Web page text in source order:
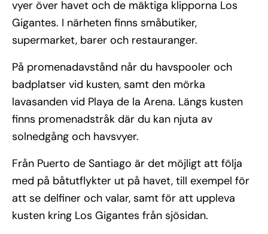
vyer över havet och de mäktiga klipporna Los
Gigantes. I närheten finns småbutiker,
supermarket, barer och restauranger.
På promenadavstånd når du havspooler och
badplatser vid kusten, samt den mörka
lavasanden vid Playa de la Arena. Längs kusten
finns promenadstråk där du kan njuta av
solnedgång och havsvyer.
Från Puerto de Santiago är det möjligt att följa
med på båtutflykter ut på havet, till exempel för
att se delfiner och valar, samt för att uppleva
kusten kring Los Gigantes från sjösidan.